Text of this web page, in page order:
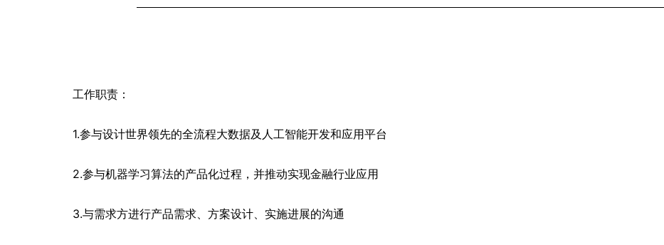
工作职责：
1.参与设计世界领先的全流程大数据及人工智能开发和应用平台
2.参与机器学习算法的产品化过程，并推动实现金融行业应用
3.与需求方进行产品需求、方案设计、实施进展的沟通